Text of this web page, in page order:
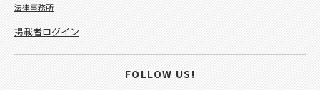
法律事務所
掲載者ログイン
FOLLOW US!